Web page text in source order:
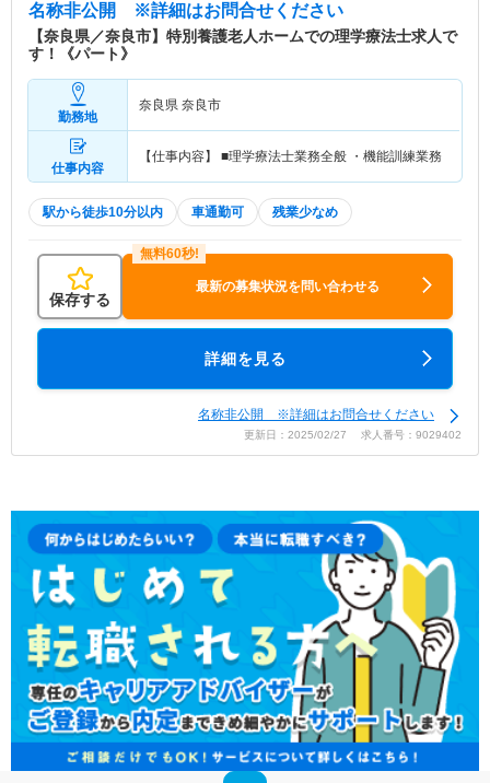
名称非公開 ※詳細はお問合せください
【奈良県／奈良市】特別養護老人ホームでの理学療法士求人で
す！《パート》
勤務地
奈良県 奈良市
仕事内容
【仕事内容】 ■理学療法士業務全般 ・機能訓練業務
駅から徒歩10分以内 車通勤可 残業少なめ
保存する
最新の募集状況を問い合わせる
詳細を見る
名称非公開 ※詳細はお問合せください
更新日：2025/02/27 求人番号：9029402